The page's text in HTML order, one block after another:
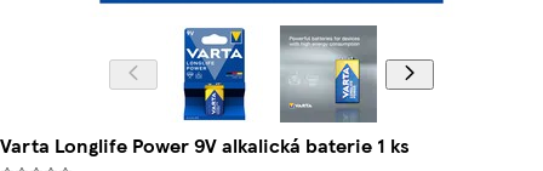
Varta Longlife Power 9V alkalická baterie 1 ks